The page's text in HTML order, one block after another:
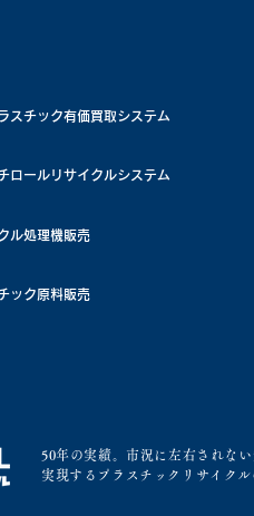
スチック有価買取システム
ロールリサイクルシステム
ル処理機販売
ック原料販売
50年の実績。市況に左右されな
実現するプラスチックリサイクル